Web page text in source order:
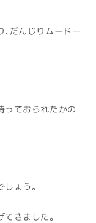
だんじりムード一
っておられたかの
ょう。
きました。